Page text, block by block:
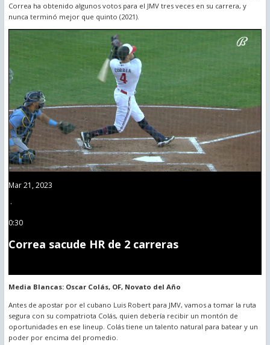
Correa ha obtenido algunos votos para el JMV tres veces en su carrera, y
nunca terminó mejor que quinto (2021).
Mar 21, 2023
·
0:30
Correa sacude HR de 2 carreras
Media Blancas: Oscar Colás, OF, Novato del Año
Antes de apostar por el cubano Luis Robert para JMV, vamos a tomar la ruta
segura con su compatriota Colás, quien debería recibir un montón de
oportunidades en ese lineup. Colás tiene un talento natural para batear y un
poder por encima del promedio.